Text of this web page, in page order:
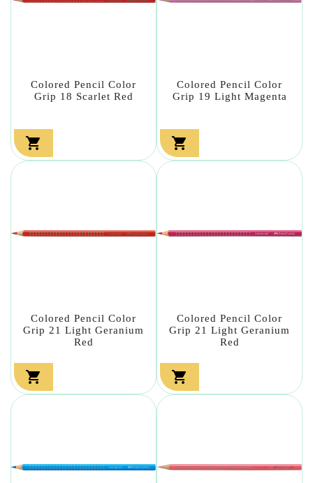
Colored Pencil Color
Grip 18 Scarlet Red

Colored Pencil Color
Grip 19 Light Magenta

Colored Pencil Color
Grip 21 Light Geranium
Red

Colored Pencil Color
Grip 21 Light Geranium
Red
